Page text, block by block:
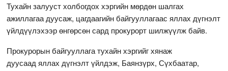
Тухайн залууст холбогдох хэргийн мөрдөн шалгах
ажиллагаа дуусаж, цагдаагийн байгууллагаас яллах дүгнэлт
үйлдүүлэхээр өнгөрсөн сард прокурорт шилжүүлж байв.
Прокурорын байгууллага тухайн хэргийг хянаж
дуусаад яллах дүгнэлт үйлдэж, Баянзүрх, Сүхбаатар,